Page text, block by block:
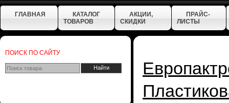
ГЛАВНАЯ
КАТАЛОГ
ТОВАРОВ
АКЦИИ,
СКИДКИ
ПРАЙС-
ЛИСТЫ
ПОИСК ПО САЙТУ